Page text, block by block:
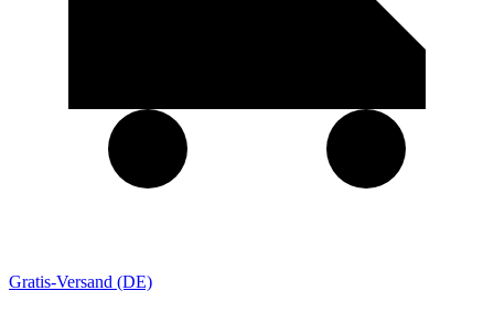
Gratis-Versand (DE)